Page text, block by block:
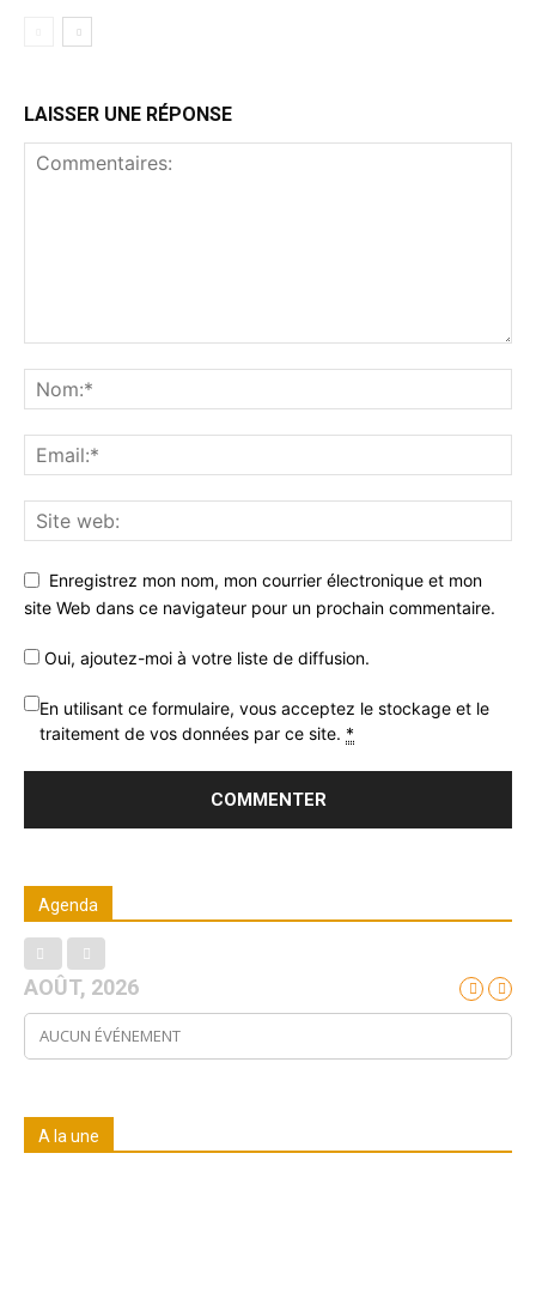
LAISSER UNE RÉPONSE
Enregistrez mon nom, mon courrier électronique et mon
site Web dans ce navigateur pour un prochain commentaire.
Oui, ajoutez-moi à votre liste de diffusion.
En utilisant ce formulaire, vous acceptez le stockage et le
traitement de vos données par ce site. *
Agenda
AOÛT, 2026
AUCUN ÉVÉNEMENT
A la une